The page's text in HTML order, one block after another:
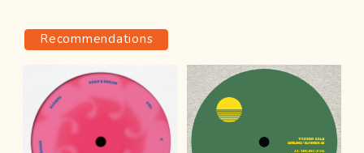
Recommendations